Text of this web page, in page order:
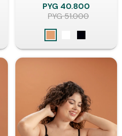
PYG 40.800
PYG51.000